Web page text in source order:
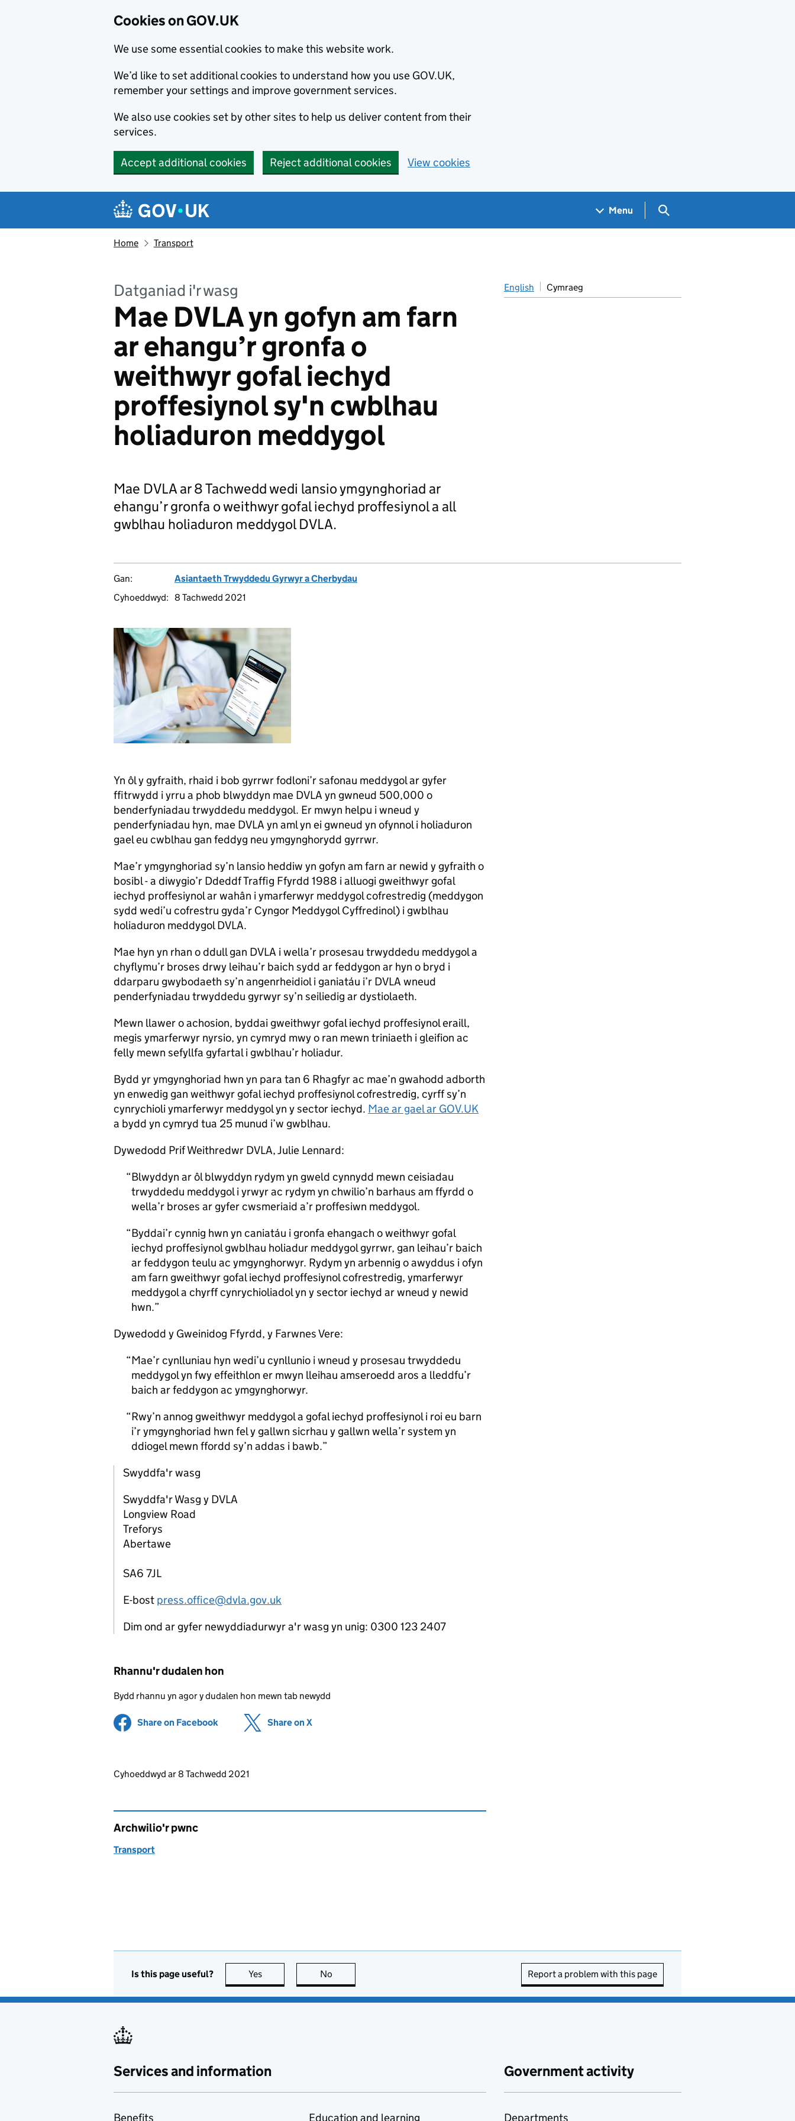
Cookies on GOV.UK
We use some essential cookies to make this website work.
We’d like to set additional cookies to understand how you use GOV.UK,
remember your settings and improve government services.
We also use cookies set by other sites to help us deliver content from their
services.
Accept additional cookies Reject additional cookies View cookies
Navigation menu
Menu Search GOV.UK
Home Transport
Datganiad i'r wasg
Mae DVLA yn gofyn am farn
ar ehangu’r gronfa o
weithwyr gofal iechyd
proffesiynol sy'n cwblhau
holiaduron meddygol
English Cymraeg
Mae DVLA ar 8 Tachwedd wedi lansio ymgynghoriad ar
ehangu’r gronfa o weithwyr gofal iechyd proffesiynol a all
gwblhau holiaduron meddygol DVLA.
Gan:
Asiantaeth Trwyddedu Gyrwyr a Cherbydau
Cyhoeddwyd: 8 Tachwedd 2021
Yn ôl y gyfraith, rhaid i bob gyrrwr fodloni’r safonau meddygol ar gyfer
ffitrwydd i yrru a phob blwyddyn mae DVLA yn gwneud 500,000 o
benderfyniadau trwyddedu meddygol. Er mwyn helpu i wneud y
penderfyniadau hyn, mae DVLA yn aml yn ei gwneud yn ofynnol i holiaduron
gael eu cwblhau gan feddyg neu ymgynghorydd gyrrwr.
Mae’r ymgynghoriad sy’n lansio heddiw yn gofyn am farn ar newid y gyfraith o
bosibl - a diwygio’r Ddeddf Traffig Ffyrdd 1988 i alluogi gweithwyr gofal
iechyd proffesiynol ar wahân i ymarferwyr meddygol cofrestredig (meddygon
sydd wedi’u cofrestru gyda’r Cyngor Meddygol Cyffredinol) i gwblhau
holiaduron meddygol DVLA.
Mae hyn yn rhan o ddull gan DVLA i wella’r prosesau trwyddedu meddygol a
chyflymu’r broses drwy leihau’r baich sydd ar feddygon ar hyn o bryd i
ddarparu gwybodaeth sy’n angenrheidiol i ganiatáu i’r DVLA wneud
penderfyniadau trwyddedu gyrwyr sy’n seiliedig ar dystiolaeth.
Mewn llawer o achosion, byddai gweithwyr gofal iechyd proffesiynol eraill,
megis ymarferwyr nyrsio, yn cymryd mwy o ran mewn triniaeth i gleifion ac
felly mewn sefyllfa gyfartal i gwblhau’r holiadur.
Bydd yr ymgynghoriad hwn yn para tan 6 Rhagfyr ac mae’n gwahodd adborth
yn enwedig gan weithwyr gofal iechyd proffesiynol cofrestredig, cyrff sy’n
cynrychioli ymarferwyr meddygol yn y sector iechyd. Mae ar gael ar GOV.UK
a bydd yn cymryd tua 25 munud i’w gwblhau.
Dywedodd Prif Weithredwr DVLA, Julie Lennard:
Blwyddyn ar ôl blwyddyn rydym yn gweld cynnydd mewn ceisiadau
trwyddedu meddygol i yrwyr ac rydym yn chwilio’n barhaus am ffyrdd o
wella’r broses ar gyfer cwsmeriaid a’r proffesiwn meddygol.
Byddai’r cynnig hwn yn caniatáu i gronfa ehangach o weithwyr gofal
iechyd proffesiynol gwblhau holiadur meddygol gyrrwr, gan leihau’r baich
ar feddygon teulu ac ymgynghorwyr. Rydym yn arbennig o awyddus i ofyn
am farn gweithwyr gofal iechyd proffesiynol cofrestredig, ymarferwyr
meddygol a chyrff cynrychioliadol yn y sector iechyd ar wneud y newid
hwn.
Dywedodd y Gweinidog Ffyrdd, y Farwnes Vere:
Mae’r cynlluniau hyn wedi’u cynllunio i wneud y prosesau trwyddedu
meddygol yn fwy effeithlon er mwyn lleihau amseroedd aros a lleddfu’r
baich ar feddygon ac ymgynghorwyr.
Rwy’n annog gweithwyr meddygol a gofal iechyd proffesiynol i roi eu barn
i’r ymgynghoriad hwn fel y gallwn sicrhau y gallwn wella’r system yn
ddiogel mewn ffordd sy’n addas i bawb.
Swyddfa'r wasg
Swyddfa'r Wasg y DVLA
Longview Road
Treforys
Abertawe
SA6 7JL
E-bost press.office@dvla.gov.uk
Dim ond ar gyfer newyddiadurwyr a'r wasg yn unig: 0300 123 2407
Rhannu'r dudalen hon
Bydd rhannu yn agor y dudalen hon mewn tab newydd
Share on Facebook (opens in new tab)
Share on X
Updates to this page
Cyhoeddwyd ar 8 Tachwedd 2021
Archwilio'r pwnc
Transport
Is this page useful? Yes this page is useful
No Report a problem with this page
Services and information
Benefits Education and learning
Government activity
Departments